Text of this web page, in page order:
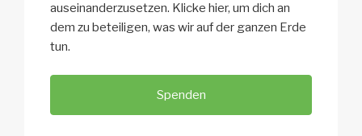
auseinanderzusetzen. Klicke hier, um dich an
dem zu beteiligen, was wir auf der ganzen Erde
tun.
Spenden